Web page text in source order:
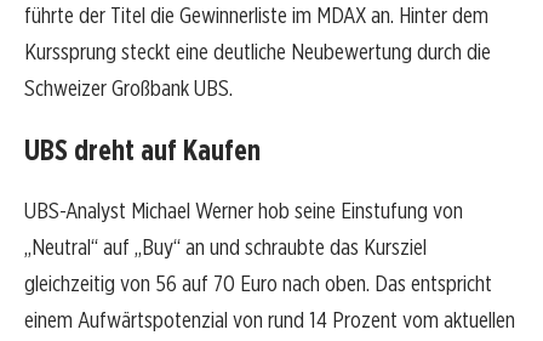
führte der Titel die Gewinnerliste im MDAX an. Hinter dem
Kurssprung steckt eine deutliche Neubewertung durch die
Schweizer Großbank UBS.
UBS dreht auf Kaufen
UBS-Analyst Michael Werner hob seine Einstufung von
„Neutral“ auf „Buy“ an und schraubte das Kursziel
gleichzeitig von 56 auf 70 Euro nach oben. Das entspricht
einem Aufwärtspotenzial von rund 14 Prozent vom aktuellen